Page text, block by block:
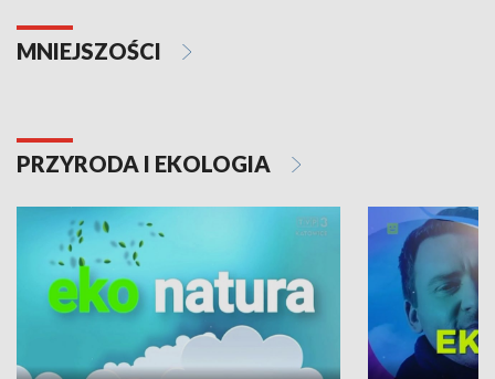
MNIEJSZOŚCI
PRZYRODA I EKOLOGIA